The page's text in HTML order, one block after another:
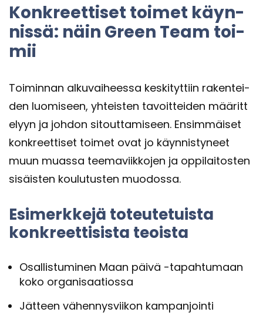
Kon­kreet­ti­set toi­met käyn­
nis­sä: näin Green Team toi­
mii
Toi­min­nan al­ku­vai­hees­sa kes­ki­tyt­tiin ra­ken­tei­
den luo­mi­seen, yh­teis­ten ta­voit­tei­den mää­rit­t
e­lyyn ja joh­don si­tout­ta­mi­seen. En­sim­mäi­set
kon­kreet­ti­set toi­met ovat jo käyn­nis­ty­neet
muun muas­sa tee­ma­viik­ko­jen ja op­pi­lai­tos­ten
si­säis­ten kou­lu­tus­ten muo­dos­sa.
Esi­merk­ke­jä to­teu­te­tuis­ta
kon­kreet­ti­sis­ta teois­ta
Osal­lis­tu­mi­nen Maan päivä -​tapahtumaan
koko or­ga­ni­saa­tios­sa
Jät­teen vä­hen­nys­vii­kon kam­pan­join­ti